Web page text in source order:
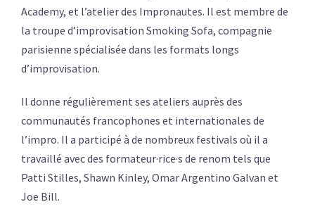
Academy, et l’atelier des Impronautes. Il est membre de
la troupe d’improvisation Smoking Sofa, compagnie
parisienne spécialisée dans les formats longs
d’improvisation.
Il donne régulièrement ses ateliers auprès des
communautés francophones et internationales de
l’impro. Il a participé à de nombreux festivals où il a
travaillé avec des formateur·rice·s de renom tels que
Patti Stilles, Shawn Kinley, Omar Argentino Galvan et
Joe Bill.